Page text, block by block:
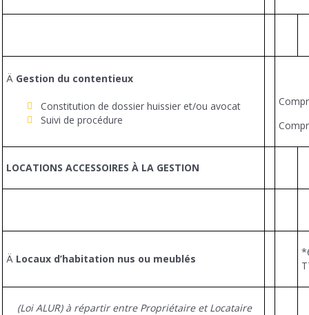
Ä Gestion du contentieux
Constitution de dossier huissier et/ou avocat
Suivi de procédure
LOCATIONS ACCESSOIRES À LA GESTION
Ä Locaux d’habitation nus ou meublés
(Loi ALUR) à répartir entre Propriétaire et Locataire